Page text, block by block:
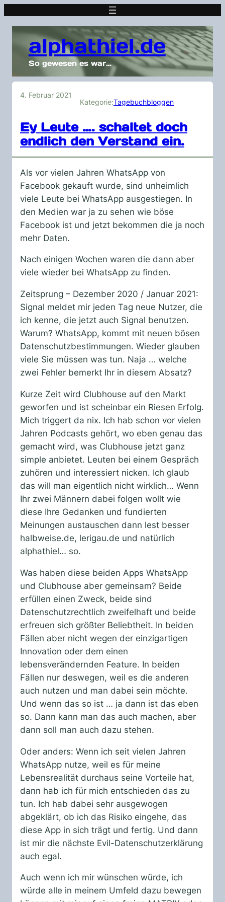
alphathiel.de
So gewesen es war…
4. Februar 2021
Kategorie:Tagebuchbloggen
Ey Leute …. schaltet doch
endlich den Verstand ein.
Als vor vielen Jahren WhatsApp von
Facebook gekauft wurde, sind unheimlich
viele Leute bei WhatsApp ausgestiegen. In
den Medien war ja zu sehen wie böse
Facebook ist und jetzt bekommen die ja noch
mehr Daten.
Nach einigen Wochen waren die dann aber
viele wieder bei WhatsApp zu finden.
Zeitsprung – Dezember 2020 / Januar 2021:
Signal meldet mir jeden Tag neue Nutzer, die
ich kenne, die jetzt auch Signal benutzen.
Warum? WhatsApp, kommt mit neuen bösen
Datenschutzbestimmungen. Wieder glauben
viele Sie müssen was tun. Naja … welche
zwei Fehler bemerkt Ihr in diesem Absatz?
Kurze Zeit wird Clubhouse auf den Markt
geworfen und ist scheinbar ein Riesen Erfolg.
Mich triggert da nix. Ich hab schon vor vielen
Jahren Podcasts gehört, wo eben genau das
gemacht wird, was Clubhouse jetzt ganz
simple anbietet. Leuten bei einem Gespräch
zuhören und interessiert nicken. Ich glaub
das will man eigentlich nicht wirklich… Wenn
Ihr zwei Männern dabei folgen wollt wie
diese Ihre Gedanken und fundierten
Meinungen austauschen dann lest besser
halbweise.de, lerigau.de und natürlich
alphathiel… so.
Was haben diese beiden Apps WhatsApp
und Clubhouse aber gemeinsam? Beide
erfüllen einen Zweck, beide sind
Datenschutzrechtlich zweifelhaft und beide
erfreuen sich größter Beliebtheit. In beiden
Fällen aber nicht wegen der einzigartigen
Innovation oder dem einen
lebensverändernden Feature. In beiden
Fällen nur deswegen, weil es die anderen
auch nutzen und man dabei sein möchte.
Und wenn das so ist … ja dann ist das eben
so. Dann kann man das auch machen, aber
dann soll man auch dazu stehen.
Oder anders: Wenn ich seit vielen Jahren
WhatsApp nutze, weil es für meine
Lebensrealität durchaus seine Vorteile hat,
dann hab ich für mich entschieden das zu
tun. Ich hab dabei sehr ausgewogen
abgeklärt, ob ich das Risiko eingehe, das
diese App in sich trägt und fertig. Und dann
ist mir die nächste Evil-Datenschutzerklärung
auch egal.
Auch wenn ich mir wünschen würde, ich
würde alle in meinem Umfeld dazu bewegen